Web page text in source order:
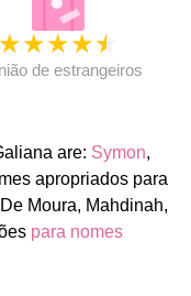
★★★★★
de estrangeiros
are: Symon,
apropriados para
Moura, Mahdinah,
para nomes